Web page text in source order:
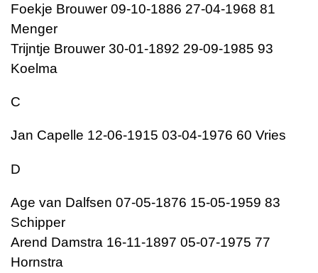
Foekje Brouwer 09-10-1886 27-04-1968 81
Menger
Trijntje Brouwer 30-01-1892 29-09-1985 93
Koelma
C
Jan Capelle 12-06-1915 03-04-1976 60 Vries
D
Age van Dalfsen 07-05-1876 15-05-1959 83
Schipper
Arend Damstra 16-11-1897 05-07-1975 77
Hornstra